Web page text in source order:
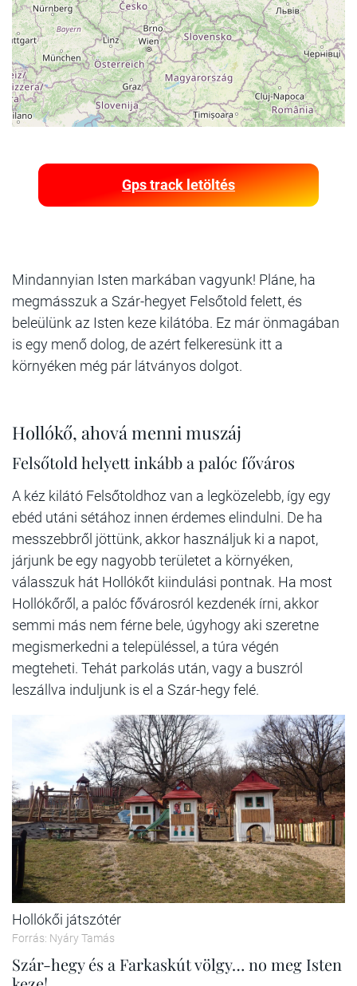
Gps track letöltés
Mindannyian Isten markában vagyunk! Pláne, ha
megmásszuk a Szár-hegyet Felsőtold felett, és
beleülünk az Isten keze kilátóba. Ez már önmagában
is egy menő dolog, de azért felkeresünk itt a
környéken még pár látványos dolgot.
Hollókő, ahová menni muszáj
Felsőtold helyett inkább a palóc főváros
A kéz kilátó Felsőtoldhoz van a legközelebb, így egy
ebéd utáni sétához innen érdemes elindulni. De ha
messzebbről jöttünk, akkor használjuk ki a napot,
járjunk be egy nagyobb területet a környéken,
válasszuk hát Hollókőt kiindulási pontnak. Ha most
Hollókőről, a palóc fővárosról kezdenék írni, akkor
semmi más nem férne bele, úgyhogy aki szeretne
megismerkedni a településsel, a túra végén
megteheti. Tehát parkolás után, vagy a buszról
leszállva induljunk is el a Szár-hegy felé.
Hollókői játszótér
Forrás: Nyáry Tamás
Szár-hegy és a Farkaskút völgy… no meg Isten